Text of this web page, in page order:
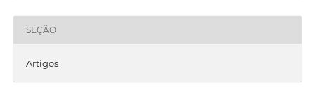
SEÇÃO
Artigos